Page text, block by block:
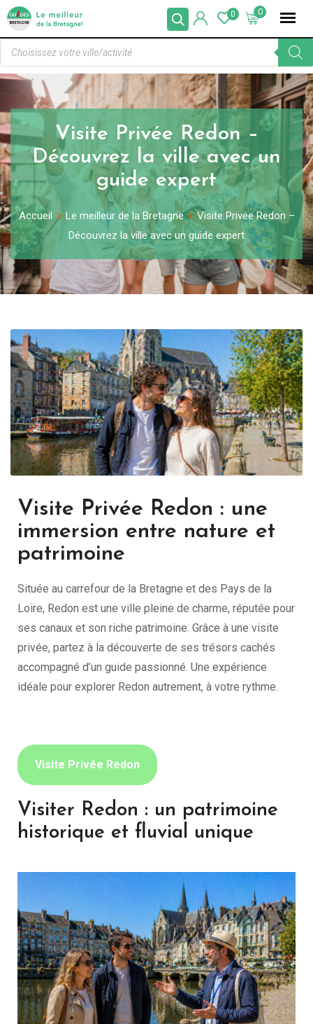
0
0
Visite Privée Redon –
Découvrez la ville avec un
guide expert
Accueil Le meilleur de la Bretagne
Visite Privée Redon –
Découvrez la ville avec un guide expert
Visite Privée Redon : une
immersion entre nature et
patrimoine
Située au carrefour de la Bretagne et des Pays de la
Loire, Redon est une ville pleine de charme, réputée pour
ses canaux et son riche patrimoine. Grâce à une visite
privée, partez à la découverte de ses trésors cachés
accompagné d’un guide passionné. Une expérience
idéale pour explorer Redon autrement, à votre rythme.
Visite Privée Redon
Visiter Redon : un patrimoine
historique et fluvial unique